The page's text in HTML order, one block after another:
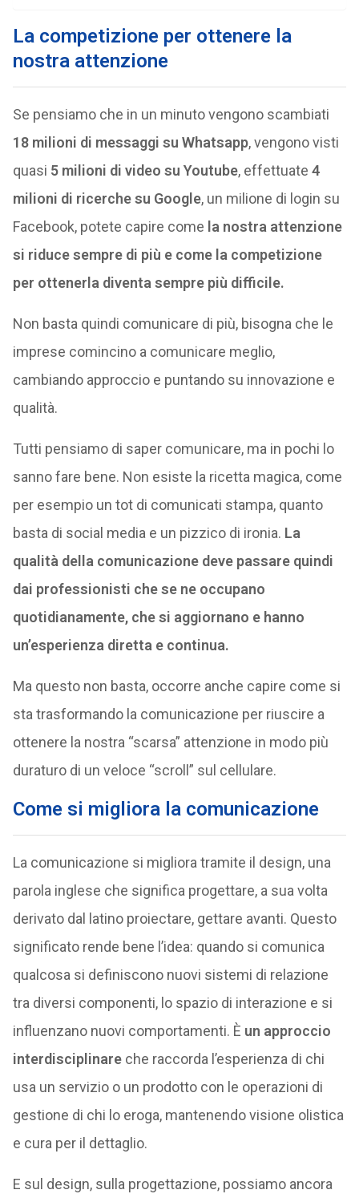
La competizione per ottenere la
nostra attenzione
Se pensiamo che in un minuto vengono scambiati
18 milioni di messaggi su Whatsapp, vengono visti
quasi 5 milioni di video su Youtube, effettuate 4
milioni di ricerche su Google, un milione di login su
Facebook, potete capire come la nostra attenzione
si riduce sempre di più e come la competizione
per ottenerla diventa sempre più difficile.
Non basta quindi comunicare di più, bisogna che le
imprese comincino a comunicare meglio,
cambiando approccio e puntando su innovazione e
qualità.
Tutti pensiamo di saper comunicare, ma in pochi lo
sanno fare bene. Non esiste la ricetta magica, come
per esempio un tot di comunicati stampa, quanto
basta di social media e un pizzico di ironia. La
qualità della comunicazione deve passare quindi
dai professionisti che se ne occupano
quotidianamente, che si aggiornano e hanno
un’esperienza diretta e continua.
Ma questo non basta, occorre anche capire come si
sta trasformando la comunicazione per riuscire a
ottenere la nostra “scarsa” attenzione in modo più
duraturo di un veloce “scroll” sul cellulare.
Come si migliora la comunicazione
La comunicazione si migliora tramite il design, una
parola inglese che significa progettare, a sua volta
derivato dal latino proiectare, gettare avanti. Questo
significato rende bene l’idea: quando si comunica
qualcosa si definiscono nuovi sistemi di relazione
tra diversi componenti, lo spazio di interazione e si
influenzano nuovi comportamenti. È un approccio
interdisciplinareche raccorda l’esperienza di chi
usa un servizio o un prodotto con le operazioni di
gestione di chi lo eroga, mantenendo visione olistica
e cura per il dettaglio.
E sul design, sulla progettazione, possiamo ancora